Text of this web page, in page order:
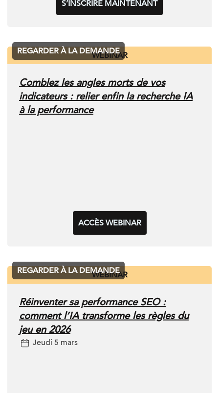
S’INSCRIRE MAINTENANT
WEBINAR
REGARDER À LA DEMANDE
Comblez les angles morts de vos
indicateurs : relier enfin la recherche IA
à la performance
ACCÈS WEBINAR
WEBINAR
REGARDER À LA DEMANDE
Réinventer sa performance SEO :
comment l’IA transforme les règles du
jeu en 2026
Jeudi 5 mars